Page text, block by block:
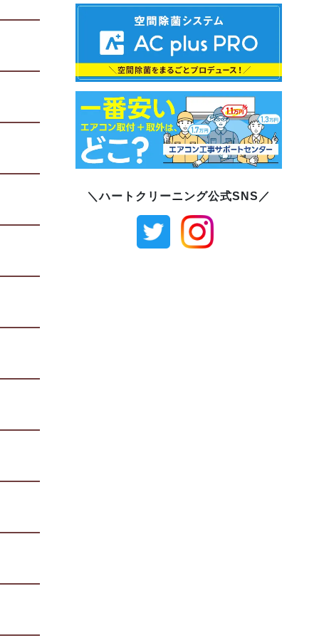
＼ハートクリーニング公式SNS／